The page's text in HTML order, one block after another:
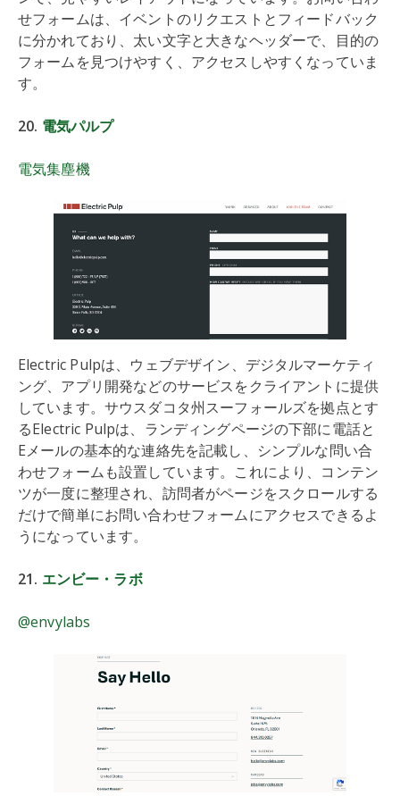
せフォームは、イベントのリクエストとフィードバック
に分かれており、太い文字と大きなヘッダーで、目的の
フォームを見つけやすく、アクセスしやすくなっていま
す。
20. 電気パルプ
電気集塵機
Electric Pulpは、ウェブデザイン、デジタルマーケティ
ング、アプリ開発などのサービスをクライアントに提供
しています。サウスダコタ州スーフォールズを拠点とす
るElectric Pulpは、ランディングページの下部に電話と
Eメールの基本的な連絡先を記載し、シンプルな問い合
わせフォームも設置しています。これにより、コンテン
ツが一度に整理され、訪問者がページをスクロールする
だけで簡単にお問い合わせフォームにアクセスできるよ
うになっています。
21. エンビー・ラボ
@envylabs